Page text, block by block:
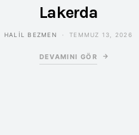
Lakerda
HALIL BEZMEN TEMMUZ 13, 2026
DEVAMINI GÖR